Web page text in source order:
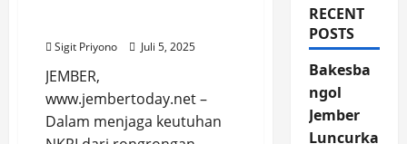
Sigit Priyono Juli 5, 2025
JEMBER,
www.jembertoday.net –
Dalam menjaga keutuhan
RECENT
POSTS
Bakesba
ngol
Jember
Luncurka